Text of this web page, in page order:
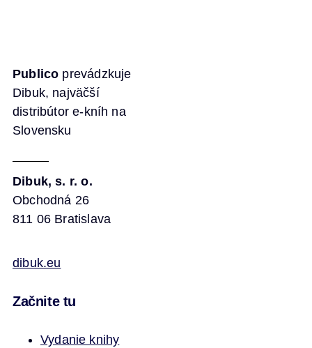
Publico prevádzkuje
Dibuk, najväčší
distribútor e-kníh na
Slovensku
Dibuk, s. r. o.
Obchodná 26
811 06 Bratislava
dibuk.eu
Začnite tu
Vydanie knihy